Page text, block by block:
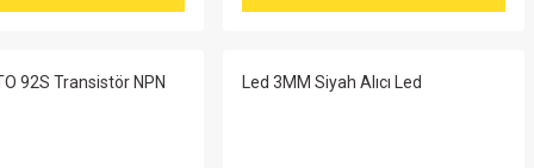
92S Transistör NPN Led 3MM Siyah Alıcı Led